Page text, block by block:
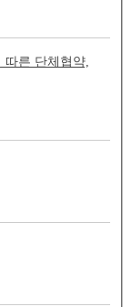
따른 단체협약,